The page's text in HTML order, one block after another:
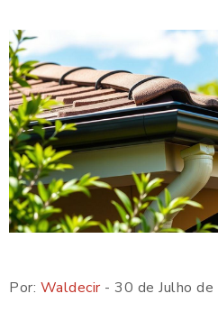
Por: Waldecir- 30 de Julho